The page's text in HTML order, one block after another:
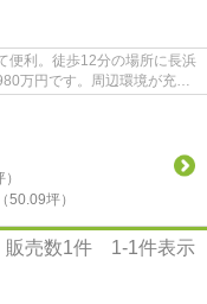
便利。徒歩12分の場所に長浜
万円です。周辺環境が充実
50.09坪）
売数1件 1-1件表示